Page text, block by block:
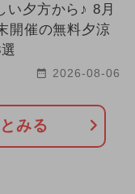
い夕方から♪ 8月
開催の無料夕涼
2026-08-06
みる